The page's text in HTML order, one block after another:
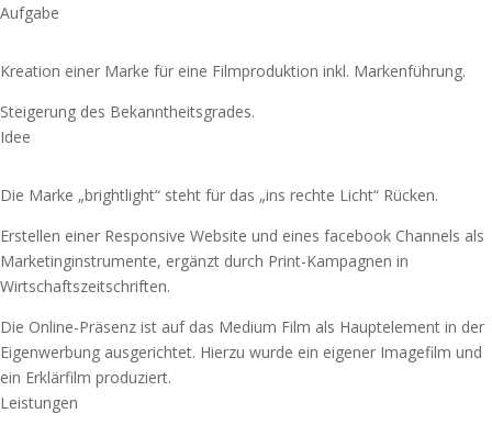
Aufgabe
Kreation einer Marke für eine Filmproduktion inkl. Markenführung.
Steigerung des Bekanntheitsgrades.
Idee
Die Marke „brightlight“ steht für das „ins rechte Licht“ Rücken.
Erstellen einer Responsive Website und eines facebook Channels als
Marketinginstrumente, ergänzt durch Print-Kampagnen in
Wirtschaftszeitschriften.
Die Online-Präsenz ist auf das Medium Film als Hauptelement in der
Eigenwerbung ausgerichtet. Hierzu wurde ein eigener Imagefilm und
ein Erklärfilm produziert.
Leistungen